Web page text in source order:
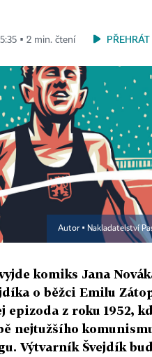
▪ 2 min. čtení
Autor ▪ Nakladatelství
komiks Jana
o běžci Emilu
epizoda z roku 1952,
nejtužšího
Výtvarník Švejdík